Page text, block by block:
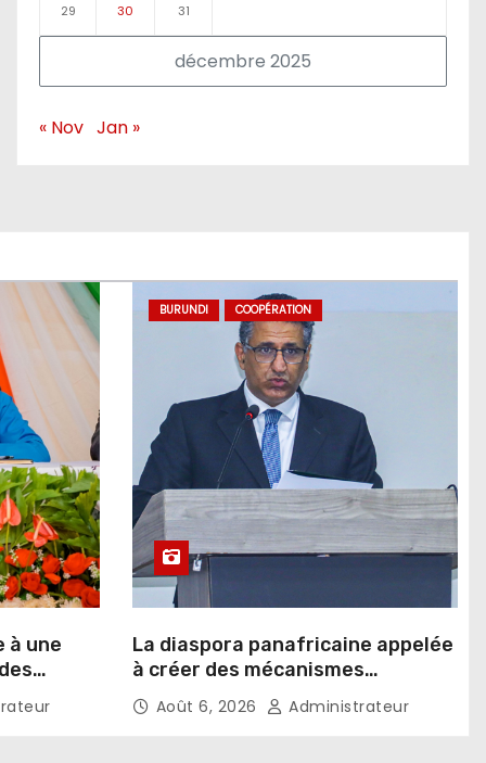
décembre 2025
29 30 31
« Nov Jan »
à une
BURUNDI COOPÉRATION
La diaspora panafricaine appelée
à créer des mécanismes
favorisant l’investissement dans
les pays d’origine
Août 6, 2026 Administrateur